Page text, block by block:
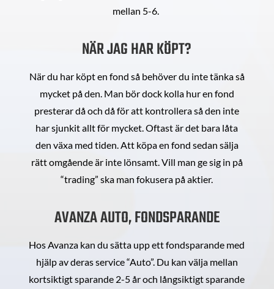
mellan 5-6.
NÄR JAG HAR KÖPT?
När du har köpt en fond så behöver du inte tänka så
mycket på den. Man bör dock kolla hur en fond
presterar då och då för att kontrollera så den inte
har sjunkit allt för mycket. Oftast är det bara låta
den växa med tiden. Att köpa en fond sedan sälja
rätt omgående är inte lönsamt. Vill man ge sig in på
“trading” ska man fokusera på aktier.
AVANZA AUTO, FONDSPARANDE
Hos Avanza kan du sätta upp ett fondsparande med
hjälp av deras service “Auto”. Du kan välja mellan
kortsiktigt sparande 2-5 år och långsiktigt sparande